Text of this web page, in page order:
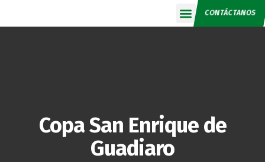
CONTÁCTANOS
Copa San Enrique de
Guadiaro